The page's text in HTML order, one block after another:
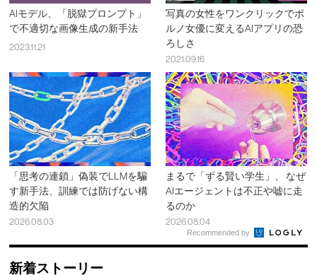
AIモデル、「脱獄プロンプト」
で不適切な画像生成の新手法
2023.11.21
写真の女性をワンクリックでポ
ルノ女優に変えるAIアプリの恐
ろしさ
2021.09.16
「思考の連鎖」偽装でLLMを騙
す新手法、訓練では防げない構
造的欠陥
2026.08.03
まるで「ずる賢い学生」、 なぜ
AIエージェントは不正や嘘に走
るのか
2026.08.04
Recommended by
新着ストーリー